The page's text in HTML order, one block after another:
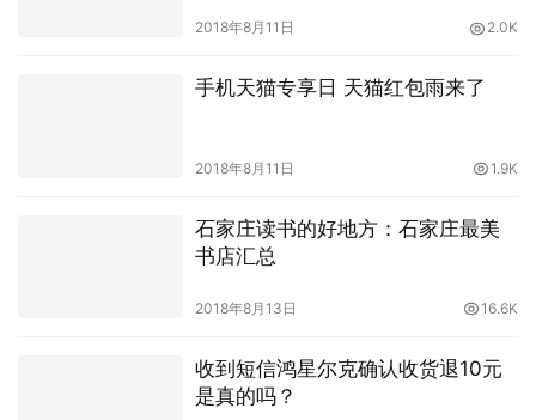
2018年8月11日 2.0K
手机天猫专享日 天猫红包雨来了
2018年8月11日 1.9K
石家庄读书的好地方：石家庄最美
书店汇总
2018年8月13日 16.6K
收到短信鸿星尔克确认收货退10元
是真的吗？